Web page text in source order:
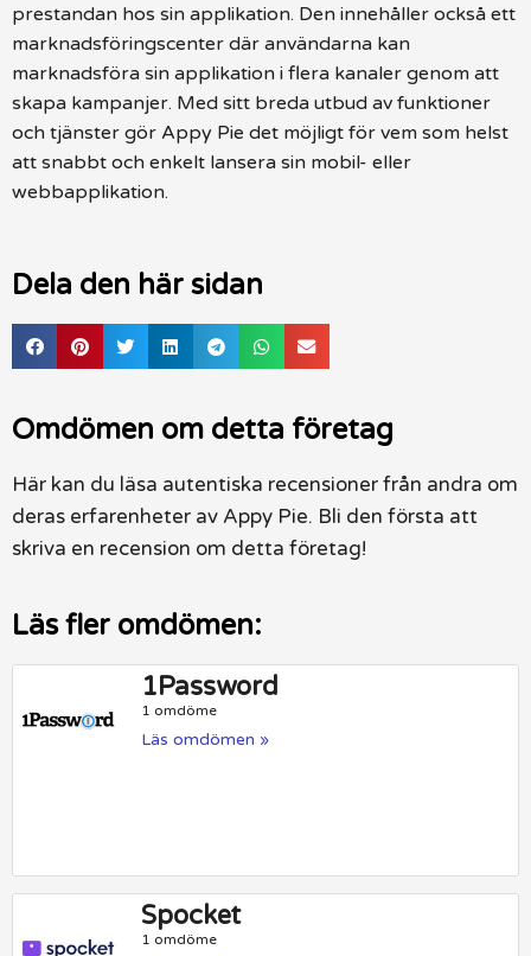
prestandan hos sin applikation. Den innehåller också ett
marknadsföringscenter där användarna kan
marknadsföra sin applikation i flera kanaler genom att
skapa kampanjer. Med sitt breda utbud av funktioner
och tjänster gör Appy Pie det möjligt för vem som helst
att snabbt och enkelt lansera sin mobil- eller
webbapplikation.
Dela den här sidan
Omdömen om detta företag
Här kan du läsa autentiska recensioner från andra om
deras erfarenheter av Appy Pie. Bli den första att
skriva en recension om detta företag!
Läs fler omdömen:
1Password
1 omdöme
Läs omdömen »
Spocket
1 omdöme